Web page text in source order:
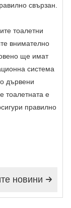
свързан.
тоалетни
внимателно
ще имат
система
дървени
тоалетната е
правилно

новини